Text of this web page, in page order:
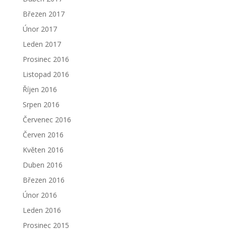
Březen 2017
Únor 2017
Leden 2017
Prosinec 2016
Listopad 2016
Říjen 2016
Srpen 2016
Červenec 2016
Červen 2016
Květen 2016
Duben 2016
Březen 2016
Únor 2016
Leden 2016
Prosinec 2015